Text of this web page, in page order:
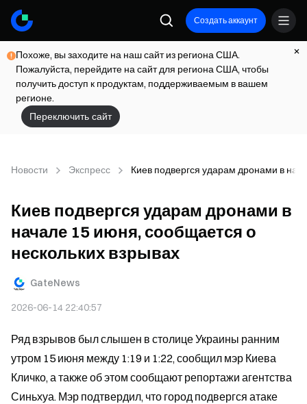
Создать аккаунт
Похоже, вы заходите на наш сайт из региона США.
Пожалуйста, перейдите на сайт для региона США, чтобы
получить доступ к продуктам, поддерживаемым в вашем
регионе.
Переключить сайт
Новости Экспресс Киев подвергся ударам дронами в
Киев подвергся ударам дронами в
начале 15 июня, сообщается о
нескольких взрывах
GateNews
2026-06-14 22:40:57
Ряд взрывов был слышен в столице Украины ранним
утром 15 июня между 1:19 и 1:22, сообщил мэр Киева
Кличко, а также об этом сообщают репортажи агентства
Синьхуа. Мэр подтвердил, что город подвергся атаке